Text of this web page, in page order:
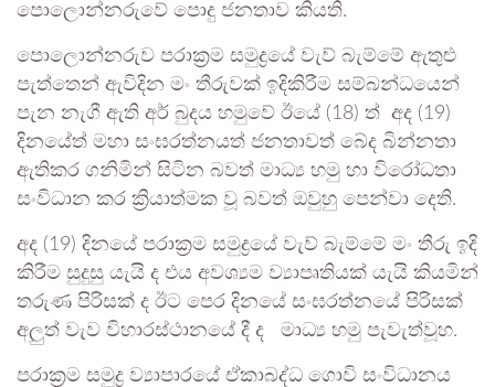
පොලොන්නරුවේ පොදු ජනතාව කියති.
පොලොන්නරුව පරාක්‍රම සමුද්‍රයේ වැව් බැම්මේ ඇතුළු
පැත්තෙන් ඇවිදින මං තීරුවක් ඉදිකිරීම සම්බන්ධයෙන්
පැන නැගී ඇති අර් බුදය හමුවේ ඊයේ (18) ත් අද (19)
දිනයේත් මහා සංඝරත්නයත් ජනතාවත් බේද බින්නතා
ඇතිකර ගනිමින් සිටින බවත් මාධ්‍ය හමු හා විරෝධතා
සංවිධාන කර ක්‍රියාත්මක වූ බවත් ඔවුහු පෙන්වා දෙති.
අද (19) දිනයේ පරාක්‍රම සමුද්‍රයේ වැව් බැම්මේ මං තීරු ඉදි
කිරීම සුදුසු යැයි ද එය අවශ්‍යම ව්‍යාපෘතියක් යැයි කියමින්
තරුණ පිරිසක් ද ඊට පෙර දිනයේ සංඝරත්නයේ පිරිසක්
අලුත් වැව විහාරස්ථානයේ දී ද මාධ්‍ය හමු පැවැත්වූහ.
පරාක්‍රම සමුද්‍ර ව්‍යාපාරයේ ඒකාබද්ධ ගොවි සංවිධානය